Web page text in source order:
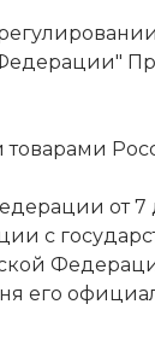
товарами
от 7
с
его